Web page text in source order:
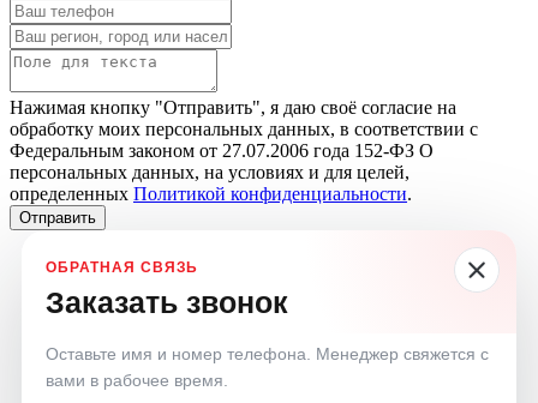
Нажимая кнопку "Отправить", я даю своё согласие на
обработку моих персональных данных, в соответствии с
Федеральным законом от 27.07.2006 года 152-ФЗ О
персональных данных, на условиях и для целей,
определенных Политикой конфиденциальности.
Отправить
Заказать звонок
Оставьте имя и номер телефона. Менеджер свяжется с
вами в рабочее время.